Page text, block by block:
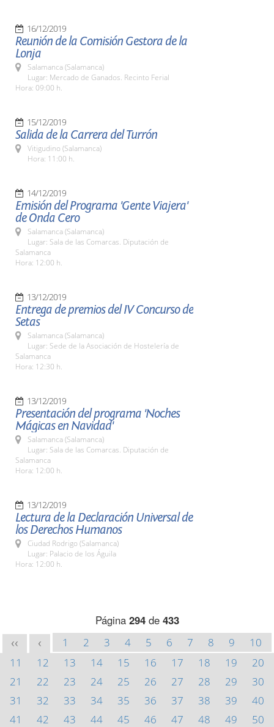
16/12/2019
Reunión de la Comisión Gestora de la
Lonja
Salamanca (Salamanca)
Lugar: Mercado de Ganados. Recinto Ferial
Hora: 09:00 h.
15/12/2019
Salida de la Carrera del Turrón
Vitigudino (Salamanca)
Hora: 11:00 h.
14/12/2019
Emisión del Programa 'Gente Viajera'
de Onda Cero
Salamanca (Salamanca)
Lugar: Sala de las Comarcas. Diputación de
Salamanca
Hora: 12:00 h.
13/12/2019
Entrega de premios del IV Concurso de
Setas
Salamanca (Salamanca)
Lugar: Sede de la Asociación de Hostelería de
Salamanca
Hora: 12:30 h.
13/12/2019
Presentación del programa 'Noches
Mágicas en Navidad'
Salamanca (Salamanca)
Lugar: Sala de las Comarcas. Diputación de
Salamanca
Hora: 12:00 h.
13/12/2019
Lectura de la Declaración Universal de
los Derechos Humanos
Ciudad Rodrigo (Salamanca)
Lugar: Palacio de los Águila
Hora: 12:00 h.
Página 294de 433
<< < 1 2 3 4 5 6 7 8 9
10
11
12 13 14 15 16 17 18 19
20
21
22 23 24 25 26 27 28 29
30
31
32 33 34 35 36 37 38 39
40
41
42 43 44 45 46 47 48 49
50